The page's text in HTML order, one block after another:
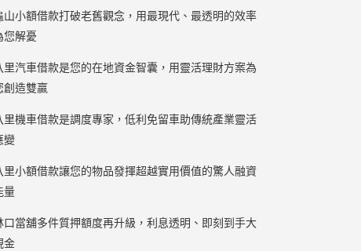
山小額借款打破老舊觀念，用最現代、最透明的效率
您解憂
里汽車借款是您的在地資金智囊，用靈活理財方案為
創造雙贏
里機車借款是調度專家，低利免留車助傳統產業靈活
變
里小額借款讓您的物品發揮超越實用價值的驚人融資
量
口當舖多件質押額度再升級，利息透明、即刻到手大
金